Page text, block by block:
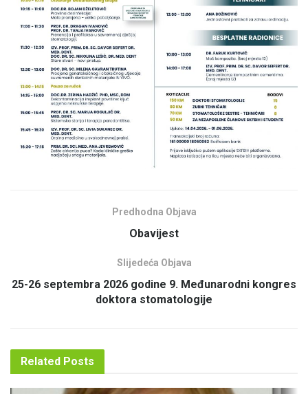
Predhodna Objava
Obavijest
Slijedeća Objava
25-26 septembra 2026 godine 9. Međunarodni kongres
doktora stomatologije
Related Posts